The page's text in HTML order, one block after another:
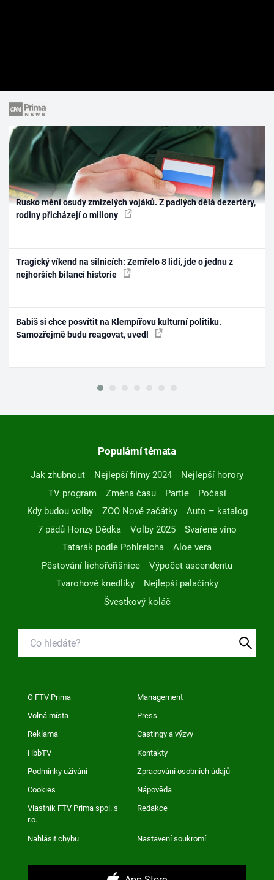
Rusko mění osudy zmizelých vojáků. Z padlých dělá dezertéry,
rodiny přicházejí o miliony
Tragický víkend na silnicích: Zemřelo 8 lidí, jde o jednu z
nejhorších bilancí historie
Babiš si chce posvítit na Klempířovu kulturní politiku.
Samozřejmě budu reagovat, uvedl
Populární témata
Jak zhubnout Nejlepší filmy 2024
Nejlepší horory
TV program
Změna času Partie
Počasí
Kdy budou volby
ZOO Nové začátky
Auto – katalog
7 pádů Honzy Dědka
Volby 2025
Svařené víno
Tatarák podle Pohlreicha
Aloe vera
Pěstování lichořeřišnice
Výpočet ascendentu
Tvarohové knedlíky
Nejlepší palačinky
Švestkový koláč
O FTV Prima Management
Volná místa Press
Reklama Castingy a výzvy
HbbTV Kontakty
Podmínky užívání Zpracování osobních údajů
Cookies Nápověda
Vlastník FTV Prima spol. s
r.o.
Redakce
Nahlásit chybu Nastavení soukromí